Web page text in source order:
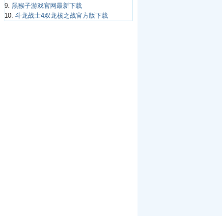
9. 黑猴子游戏官网最新下载
10. 斗龙战士4双龙核之战官方版下载